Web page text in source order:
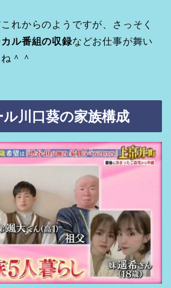
れからのようですが、さっそく
ル番組の収録などお仕事が舞い
＾＾
川口葵の家族構成